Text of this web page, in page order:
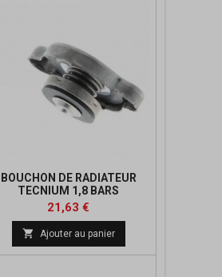
BOUCHON DE RADIATEUR
TECNIUM 1,8 BARS
Prix
21,63 €
base
 Ajouter au panier